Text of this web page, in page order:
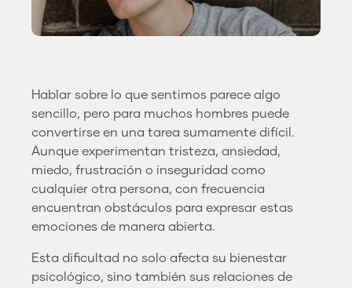
Hablar sobre lo que sentimos parece algo
sencillo, pero para muchos hombres puede
convertirse en una tarea sumamente difícil.
Aunque experimentan tristeza, ansiedad,
miedo, frustración o inseguridad como
cualquier otra persona, con frecuencia
encuentran obstáculos para expresar estas
emociones de manera abierta.
Esta dificultad no solo afecta su bienestar
psicológico, sino también sus relaciones de